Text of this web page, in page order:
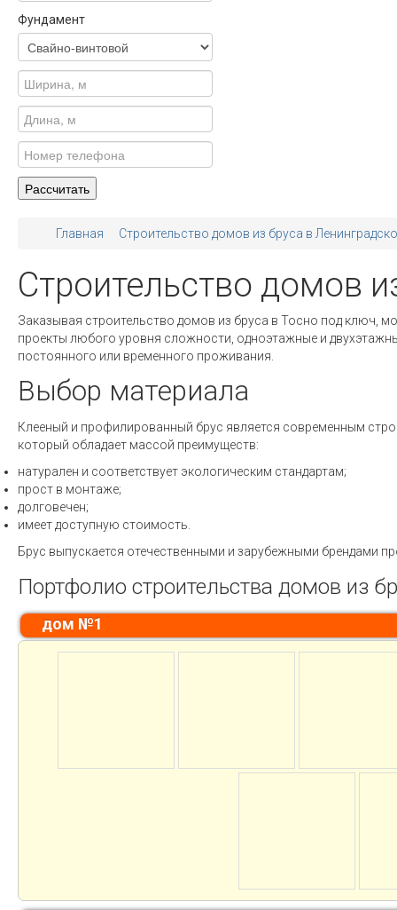
Фундамент
Главная Строительство домов из бруса в
Строительство домов
Заказывая строительство домов из бруса в Тосно под ключ,
проекты любого уровня сложности, одноэтажные и
постоянного или временного проживания.
Выбор материала
Клееный и профилированный брус является современным
который обладает массой преимуществ:
натурален и соответствует экологическим стандартам;
прост в монтаже;
долговечен;
имеет доступную стоимость.
Брус выпускается отечественными и зарубежными брендами
Портфолио строительства домов из
дом №1